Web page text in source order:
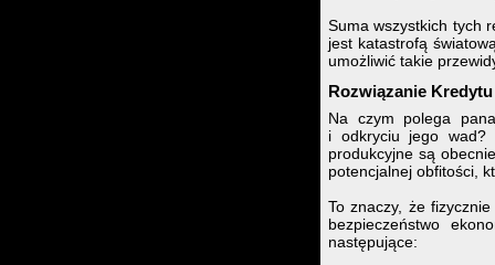
Suma wszystkich tych
jest katastrofą
umożliwić takie
Rozwiązanie
Na czym polega
i odkryciu jego
produkcyjne są
potencjalnej obfitości,
To znaczy, że
bezpieczeństwo
następujące: